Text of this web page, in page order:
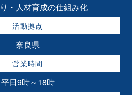
・人材育成の仕組み化
活動拠点
奈良県
営業時間
平日9時～18時